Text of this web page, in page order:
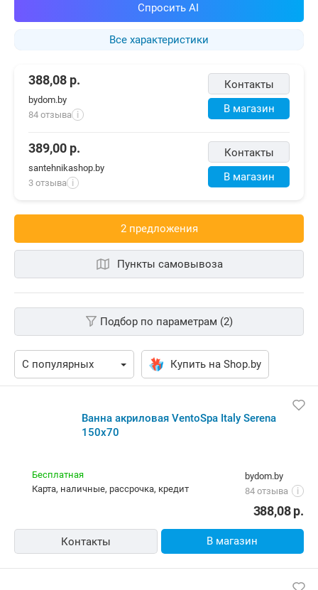
Все характеристики
Спросить AI
Контакты
В магазин
388,08 р.
bydom.by
84 отзыва
i
Контакты
В магазин
389,00 р.
santehnikashop.by
3 отзыва
i
2 предложения
Пункты самовывоза
Подбор по параметрам (2)
Купить на Shop.by
Ванна акриловая VentoSpa Italy Serena
150x70
bydom.by
84 отзыва
i
Бесплатная
карта, наличные, рассрочка, кредит
388,08р.
Контакты В магазин